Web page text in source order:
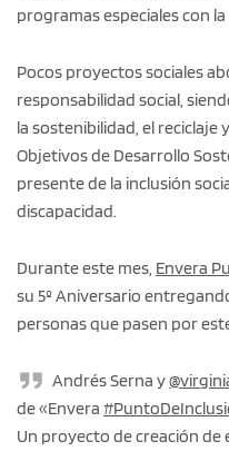
programas especiales con
Pocos proyectos sociales
responsabilidad social,
la sostenibilidad, el reciclaje
Objetivos de Desarrollo
presente de la inclusión
discapacidad.
Durante este mes, Envera
su 5º Aniversario
personas que pasen por
Andrés Serna y
de «Envera
Un proyecto de creación